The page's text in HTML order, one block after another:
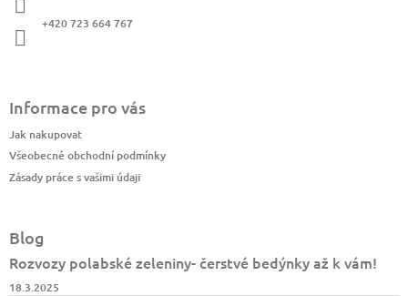
+420 723 664 767
Informace pro vás
Jak nakupovat
Všeobecné obchodní podmínky
Zásady práce s vašimi údaji
Blog
Rozvozy polabské zeleniny- čerstvé bedýnky až k vám!
18.3.2025